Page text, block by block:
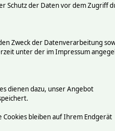
Schutz der Daten vor dem Zugriff
Zweck der Datenverarbeitung
unter der im Impressum
dienen dazu, unser Angebot
Cookies bleiben auf Ihrem Endgerät